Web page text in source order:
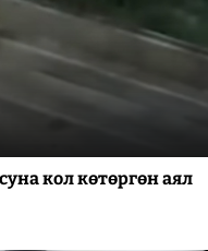
кол көтөргөн аял